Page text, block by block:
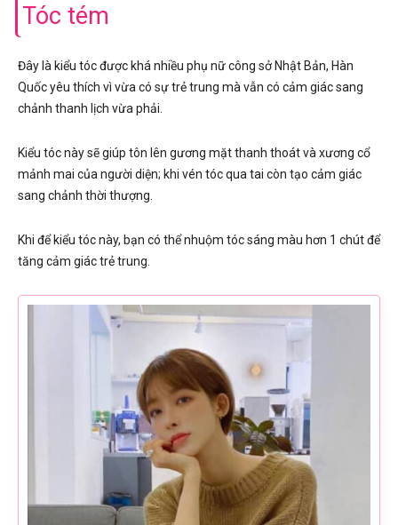
Tóc tém
Đây là kiểu tóc được khá nhiều phụ nữ công sở Nhật Bản, Hàn
Quốc yêu thích vì vừa có sự trẻ trung mà vẫn có cảm giác sang
chảnh thanh lịch vừa phải.
Kiểu tóc này sẽ giúp tôn lên gương mặt thanh thoát và xương cổ
mảnh mai của người diện; khi vén tóc qua tai còn tạo cảm giác
sang chảnh thời thượng.
Khi để kiểu tóc này, bạn có thể nhuộm tóc sáng màu hơn 1 chút để
tăng cảm giác trẻ trung.